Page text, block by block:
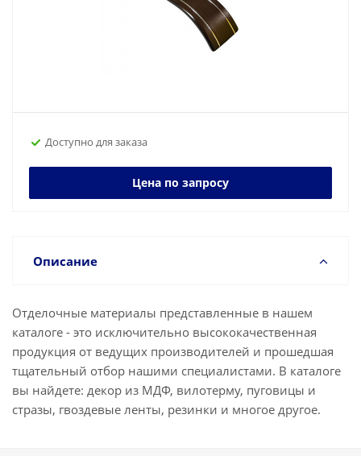
Доступно для заказа
Цена по запросу
Описание
Отделочные материалы представленные в нашем
каталоге - это исключительно высококачественная
продукция от ведущих производителей и прошедшая
тщательный отбор нашими специалистами. В каталоге
вы найдете: декор из МДФ, вилотерму, пуговицы и
стразы, гвоздевые ленты, резинки и многое другое.